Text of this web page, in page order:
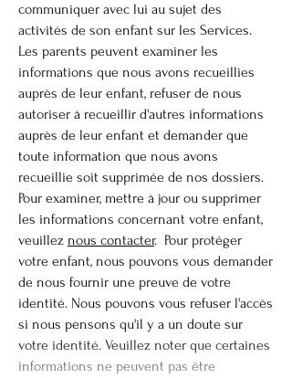
communiquer avec lui au sujet des
activités de son enfant sur les Services.
Les parents peuvent examiner les
informations que nous avons recueillies
auprès de leur enfant, refuser de nous
autoriser à recueillir d'autres informations
auprès de leur enfant et demander que
toute information que nous avons
recueillie soit supprimée de nos dossiers.
Pour examiner, mettre à jour ou supprimer
les informations concernant votre enfant,
veuillez nous contacter. Pour protéger
votre enfant, nous pouvons vous demander
de nous fournir une preuve de votre
identité. Nous pouvons vous refuser l'accès
si nous pensons qu'il y a un doute sur
votre identité. Veuillez noter que certaines
informations ne peuvent pas être